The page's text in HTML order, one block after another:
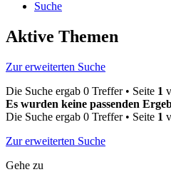
Suche
Aktive Themen
Zur erweiterten Suche
Die Suche ergab 0 Treffer • Seite 1
Es wurden keine passenden
Die Suche ergab 0 Treffer • Seite 1
Zur erweiterten Suche
Gehe zu